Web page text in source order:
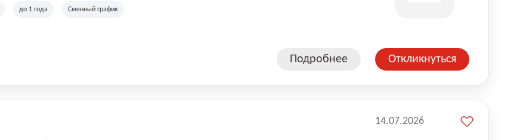
и коммерческих организаций.
до 1 года Сменный график
Подробнее Откликнуться
14.07.2026